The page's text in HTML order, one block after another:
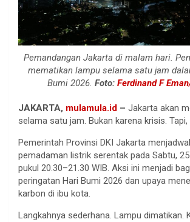
Pemandangan Jakarta di malam hari.
mematikan lampu selama satu jam
Bumi 2026. Foto: Ferdinand F
JAKARTA, mulamula.id – Jakarta akan
selama satu jam. Bukan karena krisis.
Pemerintah Provinsi DKI Jakarta
pemadaman listrik serentak pada Sabtu,
pukul 20.30–21.30 WIB. Aksi ini menjadi
peringatan Hari Bumi 2026 dan upaya
karbon di ibu kota.
Langkahnya sederhana. Lampu dimatikan.